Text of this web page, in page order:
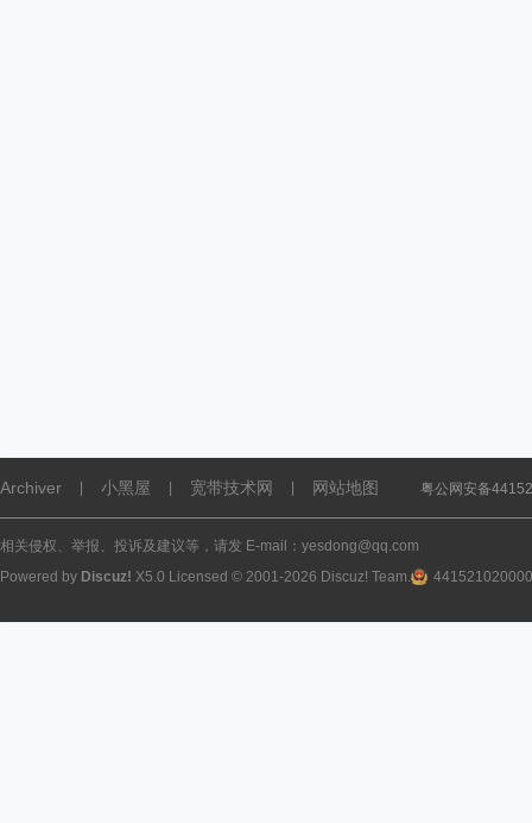
Archiver 小黑屋 宽带技术网 网站地图 粤公网安备
相关侵权、举报、投诉及建议等，请发 E-mail：yesdong@qq.com
Powered by Discuz! X5.0 Licensed © 2001-2026 Discuz! Team.